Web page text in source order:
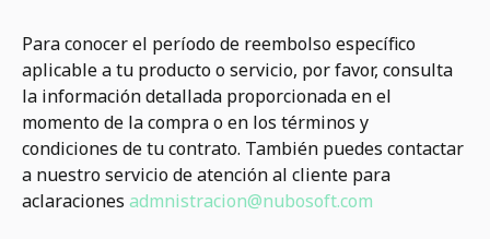
Para conocer el período de reembolso específico
aplicable a tu producto o servicio, por favor, consulta
la información detallada proporcionada en el
momento de la compra o en los términos y
condiciones de tu contrato. También puedes contactar
a nuestro servicio de atención al cliente para
aclaraciones admnistracion@nubosoft.com